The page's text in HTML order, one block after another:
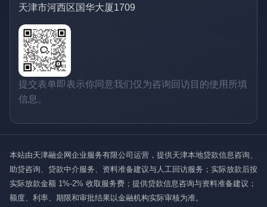
天津市河西区国华大厦1709
提交表单即表示你同意我们仅为咨询回访目的使用所填
信息。
本站由天津融企网企业服务有限公司运营，提供天津本地贷款信息咨询、
助贷咨询、贷款中介服务、资料准备建议与人工回访服务；实际放款后按
实际放款金额 1%-2% 收取服务费；提供贷款信息咨询与资料准备建议；
额度、利率、期限和审批结果以金融机构实际审核为准。